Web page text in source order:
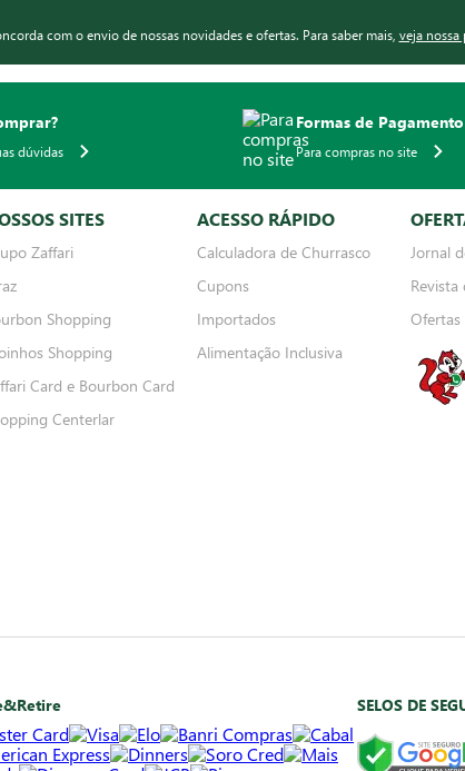
com o envio de nossas novidades e ofertas. Para saber mais, veja
dúvidas
Formas de Pagamento
Para compras no site
SITES
Zaffari
Shopping
Shopping
Card e Bourbon Card
Centerlar
ACESSO RÁPIDO
Calculadora de Churrasco
Cupons
Importados
Alimentação Inclusiva
Jornal
Revista
SELOS DE